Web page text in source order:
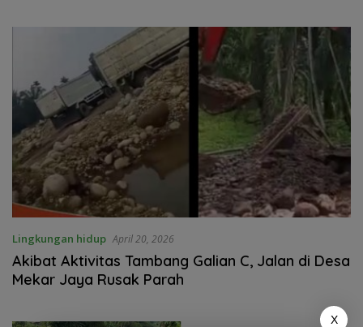
Lingkungan hidup April 20, 2026
Akibat Aktivitas Tambang Galian C, Jalan di Desa
Mekar Jaya Rusak Parah
X